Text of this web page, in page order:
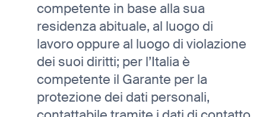
competente in base alla sua
residenza abituale, al luogo di
lavoro oppure al luogo di violazione
dei suoi diritti; per l’Italia è
competente il Garante per la
protezione dei dati personali,